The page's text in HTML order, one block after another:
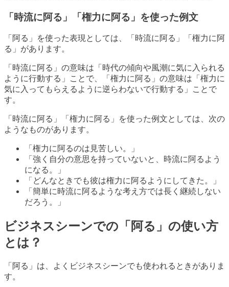
「時流に阿る」「権力に阿る」を使った例文
「阿る」を使った表現としては、「時流に阿る」「権力に阿
る」があります。
「時流に阿る」の意味は「時代の傾向や風潮に気に入られる
ように行動する」ことで、「権力に阿る」の意味は「権力に
気に入ってもらえるように逆らわないで行動する」ことで
す。
「時流に阿る」「権力に阿る」を使った例文としては、次の
ようなものがあります。
「権力に阿るのは見苦しい。」
「強く自分の意思を持っていないと、時流に阿るよう
になる。」
「どんなときでも彼は権力に阿るようにしてきた。」
「簡単に時流に阿るような考え方では長く継続しない
だろう。」
ビジネスシーンでの「阿る」の使い方
とは？
「阿る」は、よくビジネスシーンでも使われるときがありま
す。